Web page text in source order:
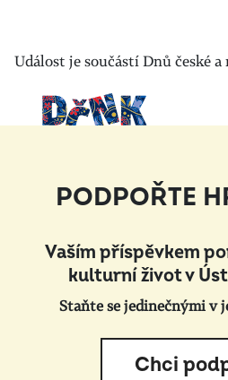
Událost je součástí Dnů české
PODPOŘTE
Vaším příspěvkem
kulturní život v
Staňte se jedinečnými v
Chci